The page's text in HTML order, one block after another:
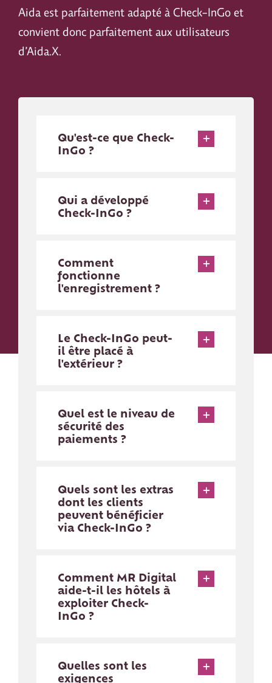
Aida est parfaitement adapté à Check-InGo et
convient donc parfaitement aux utilisateurs
d’Aida.X.
Qu'est-ce que Check-
InGo ?
Qui a développé
Check-InGo ?
Comment
fonctionne
l'enregistrement ?
Le Check-InGo peut-
il être placé à
l'extérieur ?
Quel est le niveau de
sécurité des
paiements ?
Quels sont les extras
dont les clients
peuvent bénéficier
via Check-InGo ?
Comment MR Digital
aide-t-il les hôtels à
exploiter Check-
InGo ?
Quelles sont les
exigences